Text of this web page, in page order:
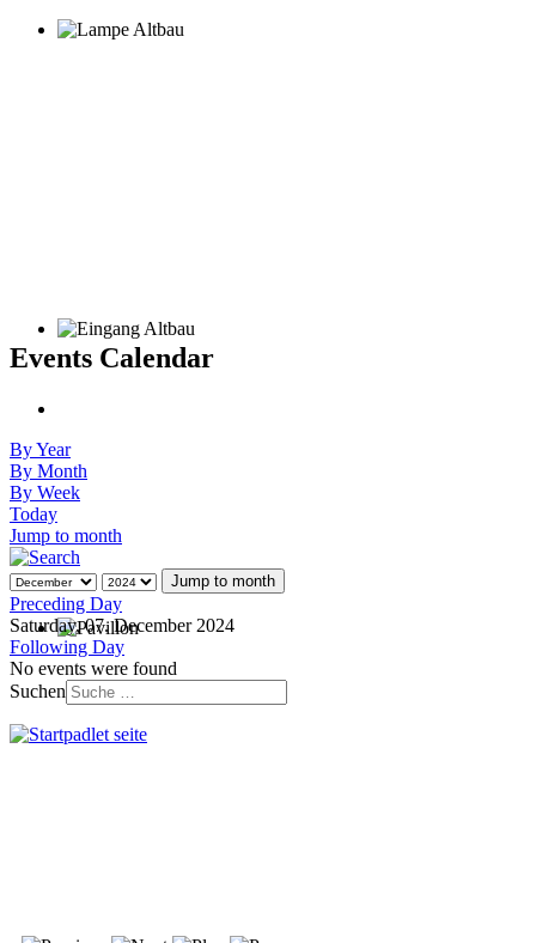
Events Calendar
By Year
By Month
By Week
Today
Jump to month
Jump to month
Preceding Day
Saturday, 07. December 2024
Following Day
No events were found
Suchen